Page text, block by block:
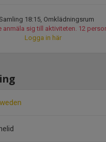
18:15, Omklädningsrum
anmäla sig till aktiviteten. 12
Logga in här